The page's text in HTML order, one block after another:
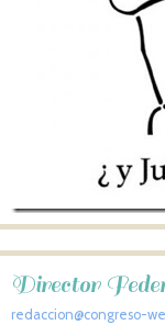
Director
redaccion@congreso-